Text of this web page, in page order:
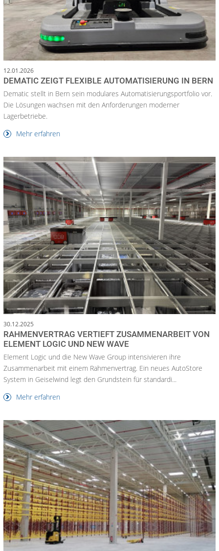
12.01.2026
DEMATIC ZEIGT FLEXIBLE AUTOMATISIERUNG IN BERN
Dematic stellt in Bern sein modulares Automatisierungsportfolio vor.
Die Lösungen wachsen mit den Anforderungen moderner
Lagerbetriebe.
Mehr erfahren
30.12.2025
RAHMENVERTRAG VERTIEFT ZUSAMMENARBEIT VON
ELEMENT LOGIC UND NEW WAVE
Element Logic und die New Wave Group intensivieren ihre
Zusammenarbeit mit einem Rahmenvertrag. Ein neues AutoStore
System in Geiselwind legt den Grundstein für standardi...
Mehr erfahren